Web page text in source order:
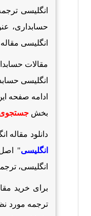
انگلیسی
حسابداری،
انگلیسی
مقالات
انگلیسی
ادامه صفحه
بخش جستجوی
دانلود
انگلیسی"
انگلیسی،
برای خرید
ترجمه مورد